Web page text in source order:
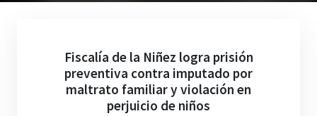
Fiscalía de la Niñez logra prisión
preventiva contra imputado por
maltrato familiar y violación en
perjuicio de niños